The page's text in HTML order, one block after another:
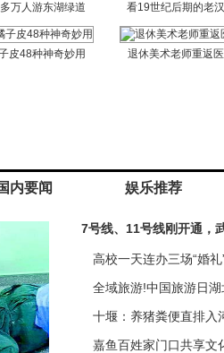
万人游东湖绿道 看19世纪后期的老
皮48种神奇妙用 退休美术老师重返
内要闻 娱乐推荐
7号线、11号线刚开通，
高校一天连办三场“婚
来是因为…
全域旅游!中国旅游日
推优惠政策
十堰：养猪粪便直排入
偿40余万元
嘉鱼百姓家门口共享文